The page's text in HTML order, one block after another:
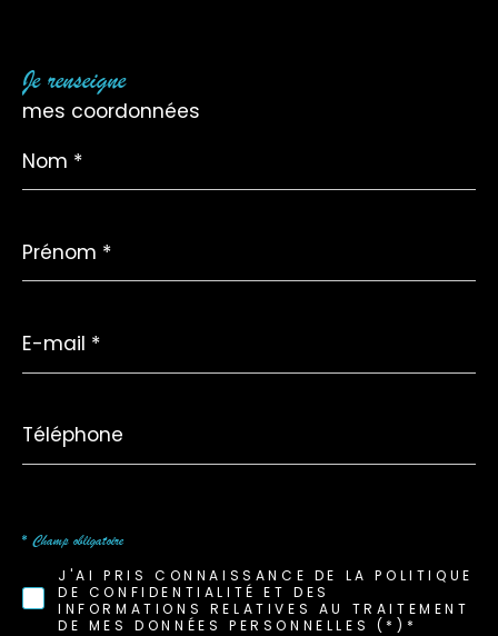
Je renseigne
mes coordonnées
*
*
mail
*
J'AI PRIS CONNAISSANCE DE LA POLITIQUE
DE CONFIDENTIALITÉ ET DES
INFORMATIONS RELATIVES AU TRAITEMENT
DE MES DONNÉES PERSONNELLES (*)*
* Champ obligatoire